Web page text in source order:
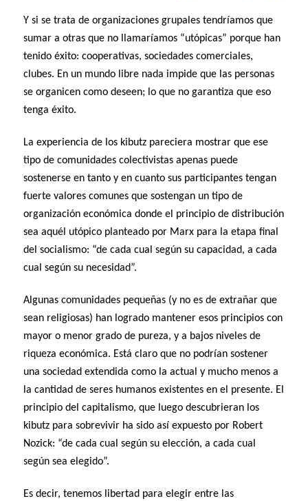
Y si se trata de organizaciones grupales tendríamos que
sumar a otras que no llamaríamos “utópicas” porque han
tenido éxito: cooperativas, sociedades comerciales,
clubes. En un mundo libre nada impide que las personas
se organicen como deseen; lo que no garantiza que eso
tenga éxito.
La experiencia de los kibutz pareciera mostrar que ese
tipo de comunidades colectivistas apenas puede
sostenerse en tanto y en cuanto sus participantes tengan
fuerte valores comunes que sostengan un tipo de
organización económica donde el principio de distribución
sea aquél utópico planteado por Marx para la etapa final
del socialismo: “de cada cual según su capacidad, a cada
cual según su necesidad”.
Algunas comunidades pequeñas (y no es de extrañar que
sean religiosas) han logrado mantener esos principios con
mayor o menor grado de pureza, y a bajos niveles de
riqueza económica. Está claro que no podrían sostener
una sociedad extendida como la actual y mucho menos a
la cantidad de seres humanos existentes en el presente. El
principio del capitalismo, que luego descubrieran los
kibutz para sobrevivir ha sido así expuesto por Robert
Nozick: “de cada cual según su elección, a cada cual
según sea elegido”.
Es decir, tenemos libertad para elegir entre las